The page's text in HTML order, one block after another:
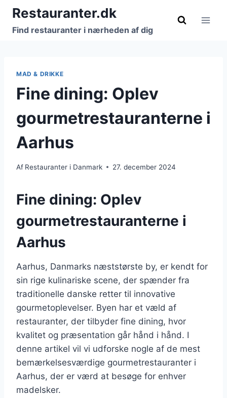
Fortsæt
indhold
Restauranter.dk
Find restauranter i nærheden af dig
MAD & DRIKKE
Fine dining: Oplev
gourmetrestauranterne i
Aarhus
Af Restauranter i Danmark 27. december 2024
Fine dining: Oplev
gourmetrestauranterne i
Aarhus
Aarhus, Danmarks næststørste by, er kendt for
sin rige kulinariske scene, der spænder fra
traditionelle danske retter til innovative
gourmetoplevelser. Byen har et væld af
restauranter, der tilbyder fine dining, hvor
kvalitet og præsentation går hånd i hånd. I
denne artikel vil vi udforske nogle af de mest
bemærkelsesværdige gourmetrestauranter i
Aarhus, der er værd at besøge for enhver
madelsker.